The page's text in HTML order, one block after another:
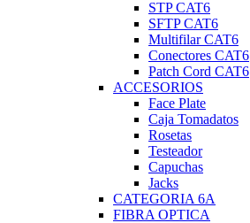
STP CAT6
SFTP CAT6
Multifilar CAT6
Conectores CAT6
Patch Cord CAT6
ACCESORIOS
Face Plate
Caja Tomadatos
Rosetas
Testeador
Capuchas
Jacks
CATEGORIA 6A
FIBRA OPTICA